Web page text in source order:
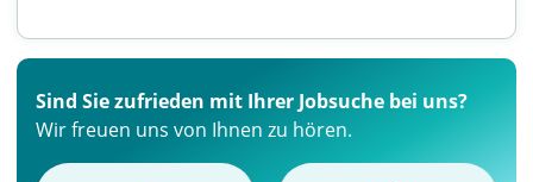
Sind Sie zufrieden mit Ihrer Jobsuche bei uns?
Wir freuen uns von Ihnen zu hören.